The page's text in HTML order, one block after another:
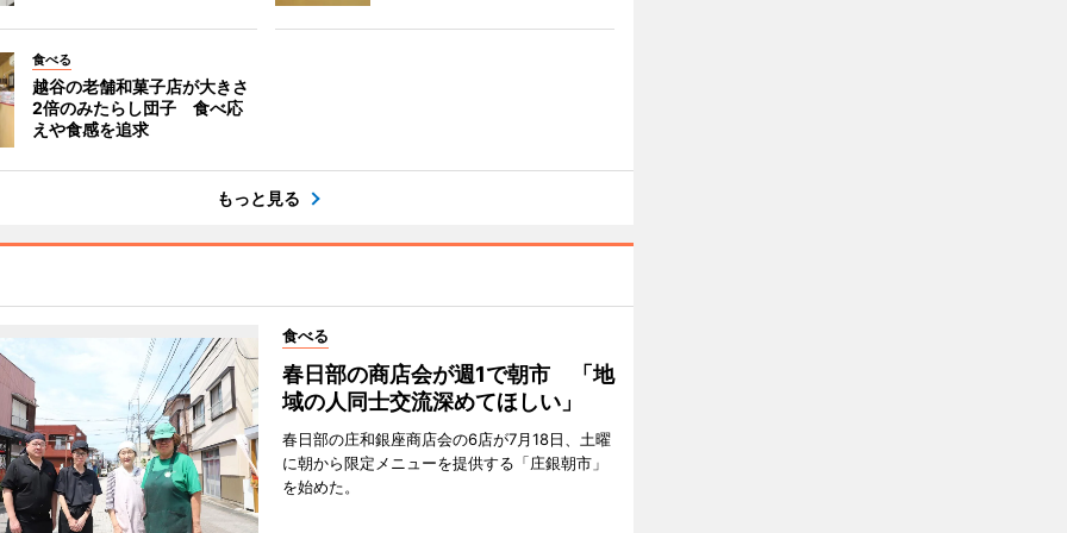
食べる
越谷の老舗和菓子店が大きさ
2倍のみたらし団子 食べ応
えや食感を追求
もっと見る
食べる
春日部の商店会が週1で朝市 「地
域の人同士交流深めてほしい」
春日部の庄和銀座商店会の6店が7月18日、土曜
に朝から限定メニューを提供する「庄銀朝市」
を始めた。